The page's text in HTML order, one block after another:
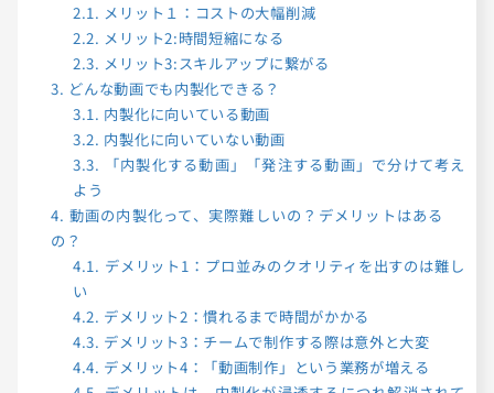
2.1. メリット１：コストの大幅削減
2.2. メリット2:時間短縮になる
2.3. メリット3:スキルアップに繋がる
3. どんな動画でも内製化できる？
3.1. 内製化に向いている動画
3.2. 内製化に向いていない動画
3.3. 「内製化する動画」「発注する動画」で分けて考え
よう
4. 動画の内製化って、実際難しいの？デメリットはある
の？
4.1. デメリット1：プロ並みのクオリティを出すのは難し
い
4.2. デメリット2：慣れるまで時間がかかる
4.3. デメリット3：チームで制作する際は意外と大変
4.4. デメリット4：「動画制作」という業務が増える